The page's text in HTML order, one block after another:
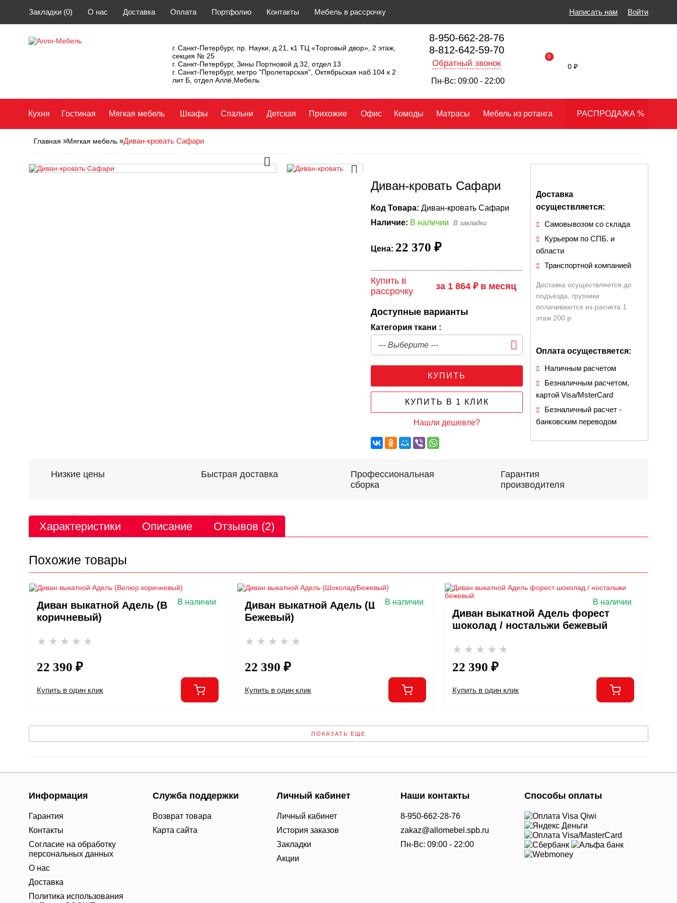
Закладки (0) О нас Доставка Оплата Портфолио Контакты Мебель в рассрочку Написать нам Войти
г. Санкт-Петербург, пр. Науки, д.21, к1 ТЦ «Торговый двор», 2 этаж,
секция № 25
г. Санкт-Петербург, Зины Портновой д.32, отдел 13
г. Санкт-Петербург, метро "Пролетарская", Октябрьская наб 104 к 2
лит Б, отдел Аллё,Мебель
8-950-662-28-76
8-812-642-59-70
Обратный звонок
Пн-Вс: 09:00 - 22:00
0
0 ₽
Кухня Гостиная Мягкая мебель Шкафы Спальни Детская Прихожие Офис Комоды Матрасы Мебель из ротанга РАСПРОДАЖА %
Главная »Мягкая мебель »Диван-кровать Сафари
Диван-кровать Сафари
Код Товара: Диван-кровать Сафари
Наличие: В наличии
Цена: 22 370 ₽
Купить в
рассрочку
за 1 864 ₽ в месяц
Доступные варианты
Категория ткани :
КУПИТЬ
КУПИТЬ В 1 КЛИК
Нашли дешевле?
Доставка
осуществляется:
Самовывозом со склада
Курьером по СПБ. и
области
Транспортной компанией
Доставка осуществляется до
подъезда, грузчики
оплачиваются из расчета 1
этаж 200 р
Оплата осуществяется:
Наличным расчетом
Безналичным расчетом,
картой Visa/MsterCard
Безналичный расчет -
банковским переводом
Низкие цены Быстрая доставка
Профессиональная
сборка
Гарантия
производителя
Характеристики Описание Отзывов (2)
Похожие товары
В наличии
Диван выкатной Адель (Велюр
коричневый)
22 390 ₽
Купить в один клик
В наличии
Диван выкатной Адель (Шоколад/
Бежевый)
22 390 ₽
Купить в один клик
В наличии
Диван выкатной Адель форест
шоколад / ностальжи бежевый
22 390 ₽
Купить в один клик
ПОКАЗАТЬ ЕЩЕ
Информация
Гарантия
Контакты
Согласие на обработку
персональных данных
О нас
Доставка
Политика использования
Служба поддержки
Возврат товара
Карта сайта
Личный кабинет
Личный кабинет
История заказов
Закладки
Акции
Наши контакты
8-950-662-28-76
zakaz@allomebel.spb.ru
Пн-Вс: 09:00 - 22:00
Способы оплаты